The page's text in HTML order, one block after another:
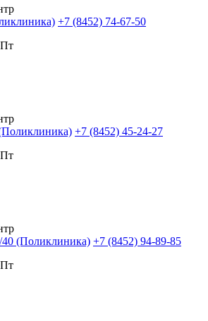
+7 (8452) 74-67-50
+7 (8452) 45-24-27
40 (Поликлиника) +7 (8452) 94-89-85